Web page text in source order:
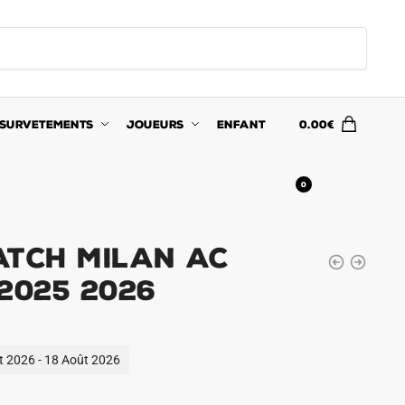
JOUEURS ENFANT 0.00€
0
Milan AC
2026
2026 - 18 Août 2026